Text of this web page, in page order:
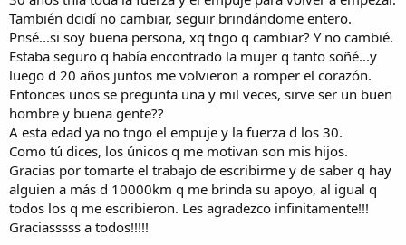
tienes mi amistad.
un abrazo grande para todos
También dcidí no cambiar, seguir brindándome entero.
Pnsé...si soy buena persona, xq tngo q cambiar? Y no cambié.
Estaba seguro q había encontrado la mujer q tanto soñé...y
luego d 20 años juntos me volvieron a romper el corazón.
Entonces unos se pregunta una y mil veces, sirve ser un buen
hombre y buena gente??
A esta edad ya no tngo el empuje y la fuerza d los 30.
Como tú dices, los únicos q me motivan son mis hijos.
Gracias por tomarte el trabajo de escribirme y de saber q hay
alguien a más d 10000km q me brinda su apoyo, al igual q
todos los q me escribieron. Les agradezco infinitamente!!!
Graciasssss a todos!!!!!